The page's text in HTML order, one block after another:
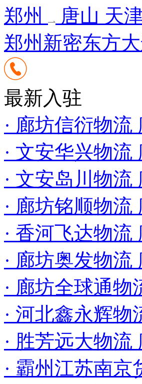
郑州
唐山 天
郑州新密东方
最新入驻
· 廊坊信衍物
· 文安华兴物
· 文安岛川物
· 廊坊铭顺物
· 香河飞达物
· 廊坊奥发物
· 廊坊全球通
· 河北鑫永辉
· 胜芳远大物
· 霸州江苏南